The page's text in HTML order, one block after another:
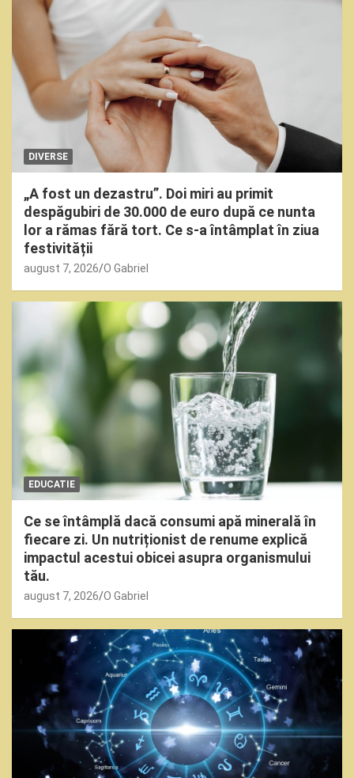
DIVERSE
„A fost un dezastru”. Doi miri au primit
despăgubiri de 30.000 de euro după ce nunta
lor a rămas fără tort. Ce s-a întâmplat în ziua
festivității
august 7, 2026 O Gabriel
EDUCATIE
Ce se întâmplă dacă consumi apă minerală în
fiecare zi. Un nutriționist de renume explică
impactul acestui obicei asupra organismului
tău.
august 7, 2026 O Gabriel